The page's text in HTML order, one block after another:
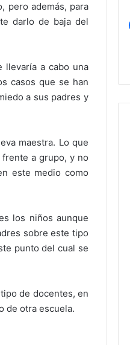
pero además, para
darlo de baja del
llevaría a cabo una
casos que se han
a sus padres y
maestra. Lo que
a grupo, y no
este medio como
los niños aunque
sobre este tipo
punto del cual se
de docentes, en
de otra escuela.